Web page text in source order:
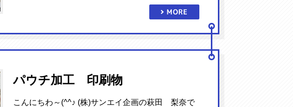
パウチ加工 印刷物
こんにちわ～(^^♪ (株)サンエイ企画の萩田 梨奈で